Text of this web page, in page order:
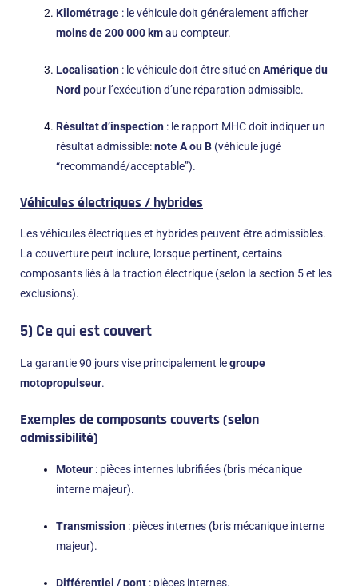
Kilométrage : le véhicule doit généralement afficher
moins de 200 000 kmau compteur.
Localisation : le véhicule doit être situé en Amérique du
Nord pour l’exécution d’une réparation admissible.
Résultat d’inspection : le rapport MHC doit indiquer un
résultat admissible:note A ou B (véhicule jugé
“recommandé/acceptable”).
Véhicules électriques / hybrides
Les véhicules électriques et hybrides peuvent être admissibles.
La couverture peut inclure, lorsque pertinent, certains
composants liés à la traction électrique (selon la section 5 et les
exclusions).
5) Ce qui est couvert
La garantie 90 jours vise principalement legroupe
motopropulseur.
Exemples de composants couverts (selon
admissibilité)
Moteur : pièces internes lubrifiées (bris mécanique
interne majeur).
Transmission : pièces internes (bris mécanique interne
majeur).
Différentiel / pont : pièces internes.